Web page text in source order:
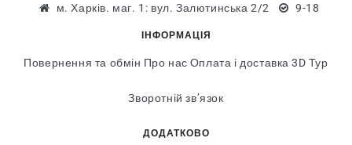
м. Харків. маг. 1: вул. Залютинська 2/2 9-18
ІНФОРМАЦІЯ
Повернення та обмін Про нас Оплата і доставка 3D Тур
Зворотній зв’язок
ДОДАТКОВО